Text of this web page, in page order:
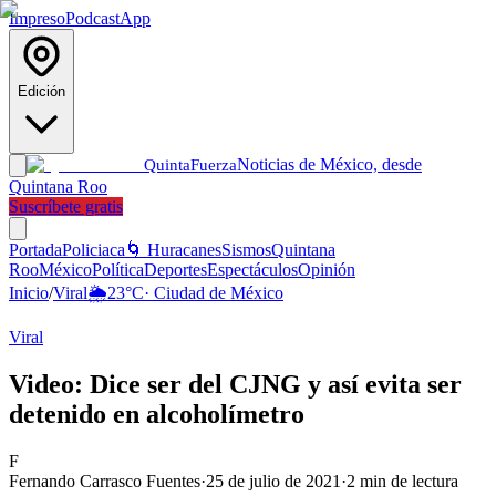
ImpresoPodcastApp
Edición
QuintaFuerzaNoticias de México, desde
Quintana Roo
Suscríbete gratis
PortadaPoliciaca 🌀 HuracanesSismosQuintana
RooMéxicoPolíticaDeportesEspectáculosOpinión
Inicio/Viral🌦️23°C· Ciudad de México
Viral
Video: Dice ser del CJNG y así evita ser
detenido en alcoholímetro
F
Fernando Carrasco Fuentes·25 de julio de 2021 ·2 min de lectura